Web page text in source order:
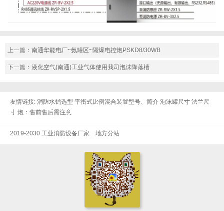
上一篇： 南通华能电厂~氨罐区~隔爆电控炮PSKD8/30WB
下一篇： 液化空气(南通)工业气体使用我司泡沫降落槽
友情链接: 消防水鹤选型 平衡式比例混合装置型号、简介 泡沫罐尺寸 法兰尺
寸 炮：售前售后需注意
2019-2030 工业消防设备厂家 地方分站